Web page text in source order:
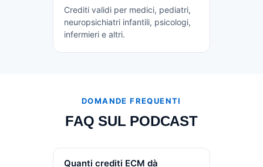
Crediti validi per medici, pediatri,
neuropsichiatri infantili, psicologi,
infermieri e altri.
DOMANDE FREQUENTI
FAQ SUL PODCAST
Quanti crediti ECM dà